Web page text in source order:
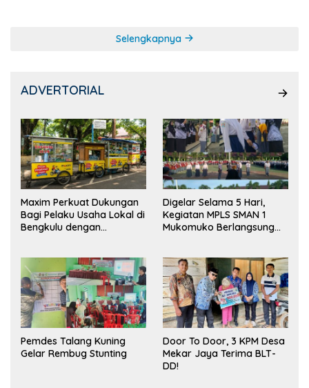
Selengkapnya
ADVERTORIAL
Maxim Perkuat Dukungan
Bagi Pelaku Usaha Lokal di
Bengkulu dengan
Pasar
Digelar Selama 5 Hari,
Kegiatan MPLS SMAN 1
Mukomuko Berlangsung
Pemdes Talang Kuning
Gelar Rembug Stunting
Door To Door, 3 KPM Desa
Mekar Jaya Terima BLT-
DD!